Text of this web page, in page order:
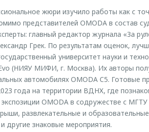
жюри изучило работы как с
представителей OMODA в состав
главный редактор журнала «За
Грек. По результатам оценок,
университет науки и
(НИЯУ МИФИ, г. Москва). Их авторы
автомобилях OMODA C5. Готовые
года на территории ВДНХ, где
OMODA в содружестве с
развлекательные и
другие знаковые мероприятия.